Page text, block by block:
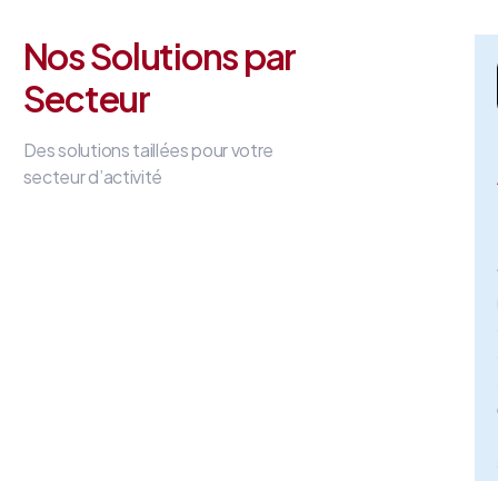
Nos Solutions par
Secteur
Des solutions taillées pour votre
secteur d’activité